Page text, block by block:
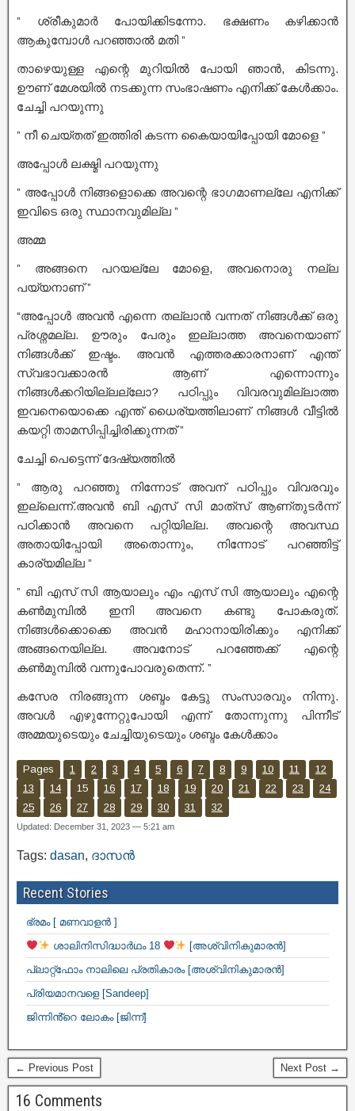
” ശ്രീകുമാർ പോയിക്കിടന്നോ. ഭക്ഷണം കഴിക്കാൻ
ആകുമ്പോൾ പറഞ്ഞാൽ മതി ”
താഴെയുള്ള എന്റെ മുറിയിൽ പോയി ഞാൻ, കിടന്നു.
ഊണ് മേശയിൽ നടക്കുന്ന സംഭാഷണം എനിക്ക് കേൾക്കാം.
ചേച്ചി പറയുന്നു
” നീ ചെയ്തത് ഇത്തിരി കടന്ന കൈയായിപ്പോയി മോളെ ”
അപ്പോൾ ലക്ഷ്മി പറയുന്നു
” അപ്പോൾ നിങ്ങളൊക്കെ അവന്റെ ഭാഗമാണല്ലേ എനിക്ക്
ഇവിടെ ഒരു സ്ഥാനവുമില്ല ”
അമ്മ
” അങ്ങനെ പറയല്ലേ മോളെ, അവനൊരു നല്ല
പയ്യനാണ് ”
“അപ്പോൾ അവൻ എന്നെ തല്ലാൻ വന്നത് നിങ്ങൾക്ക് ഒരു
പ്രശ്നമല്ല. ഊരും പേരും ഇല്ലാത്ത അവനെയാണ്
നിങ്ങൾക്ക് ഇഷ്ടം. അവൻ എത്തരക്കാരനാണ് എന്ത്
സ്വഭാവക്കാരൻ ആണ് എന്നൊന്നും
നിങ്ങൾക്കറിയില്ലല്ലോ? പഠിപ്പും വിവരവുമില്ലാത്ത
ഇവനെയൊക്കെ എന്ത് ധൈര്യത്തിലാണ് നിങ്ങൾ വീട്ടിൽ
കയറ്റി താമസിപ്പിച്ചിരിക്കുന്നത് ”
ചേച്ചി പെട്ടെന്ന് ദേഷ്യത്തിൽ
” ആരു പറഞ്ഞു നിന്നോട് അവന് പഠിപ്പും വിവരവും
ഇല്ലെന്ന്.അവൻ ബി എസ് സി മാത്‍സ് ആണ്തുടർന്ന്
പഠിക്കാൻ അവനെ പറ്റിയില്ല. അവന്റെ അവസ്ഥ
അതായിപ്പോയി അതൊന്നും, നിന്നോട് പറഞ്ഞിട്ട്
കാര്യമില്ല ”
” ബി എസ് സി ആയാലും എം എസ് സി ആയാലും എന്റെ
കൺമുമ്പിൽ ഇനി അവനെ കണ്ടു പോകരുത്.
നിങ്ങൾക്കൊക്കെ അവൻ മഹാനായിരിക്കും എനിക്ക്
അങ്ങനെയില്ല. അവനോട് പറഞ്ഞേക്ക് എന്റെ
കൺമുമ്പിൽ വന്നുപോവരുതെന്ന്. ”
കസേര നിരങ്ങുന്ന ശബ്ദം കേട്ടു സംസാരവും നിന്നു.
അവൾ എഴുന്നേറ്റുപോയി എന്ന് തോന്നുന്നു പിന്നീട്
അമ്മയുടെയും ചേച്ചിയുടെയും ശബ്ദം കേൾക്കാം
Pages 1 2 3 4 5 6 7 8 9 10 11
12
13
14 15 16 17 18 19 20 21 22 23
24
25
26 27 28 29 30 31 32
Updated: December 31, 2023 — 5:21 am
Tags: dasan, ദാസൻ
Recent Stories
ഭ്രമം [ മണവാളൻ ]
ശാലിനിസിദ്ധാർഥം 18
[അശ്വിനികുമാരൻ]
പ്ലാറ്റ്ഫോം നാലിലെ പ്രതികാരം [അശ്വിനികുമാരൻ]
പ്രിയമാനവളെ [Sandeep]
ജിന്നിൻ്റെ ലോകം [ജിന്ന്]
← Previous Post Next Post →
16 Comments